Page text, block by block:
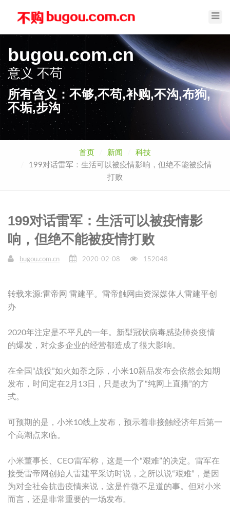
bugou.com.cn
意义
补购
所有含义：不够,不苟,补购,不沟,布狗,
不垢,步沟
首页 新闻
科技
199对话雷军：生活可以被疫情影响，但绝不能被疫情
打败
199对话雷军：生活可以被疫情影
响，但绝不能被疫情打败
bugou.com.cn 2020-02-08 152048
转载来源:雷帝网 雷建平。雷帝触网由资深媒体人雷建平创
办
2020年注定是不平凡的一年。新型冠状病毒感染肺炎疫情
的爆发，对众多企业的经营都造成了很大影响。
在全国“战役”如火如荼之际，小米10新品发布会依然会如期
发布，时间定在2月13日，只是改为了“纯网上直播”的方
式。
可预期的是，小米10线上发布，预示着非接触经济年后第一
个高潮点来临。
小米董事长、CEO雷军称，这是一个“艰难”的决定。雷军在
接受雷帝网创始人雷建平采访时说，之所以说“艰难”，是因
为对全社会抗击疫情来说，这是件微不足道的事。但对小米
而言，还是非常重要的一场发布。